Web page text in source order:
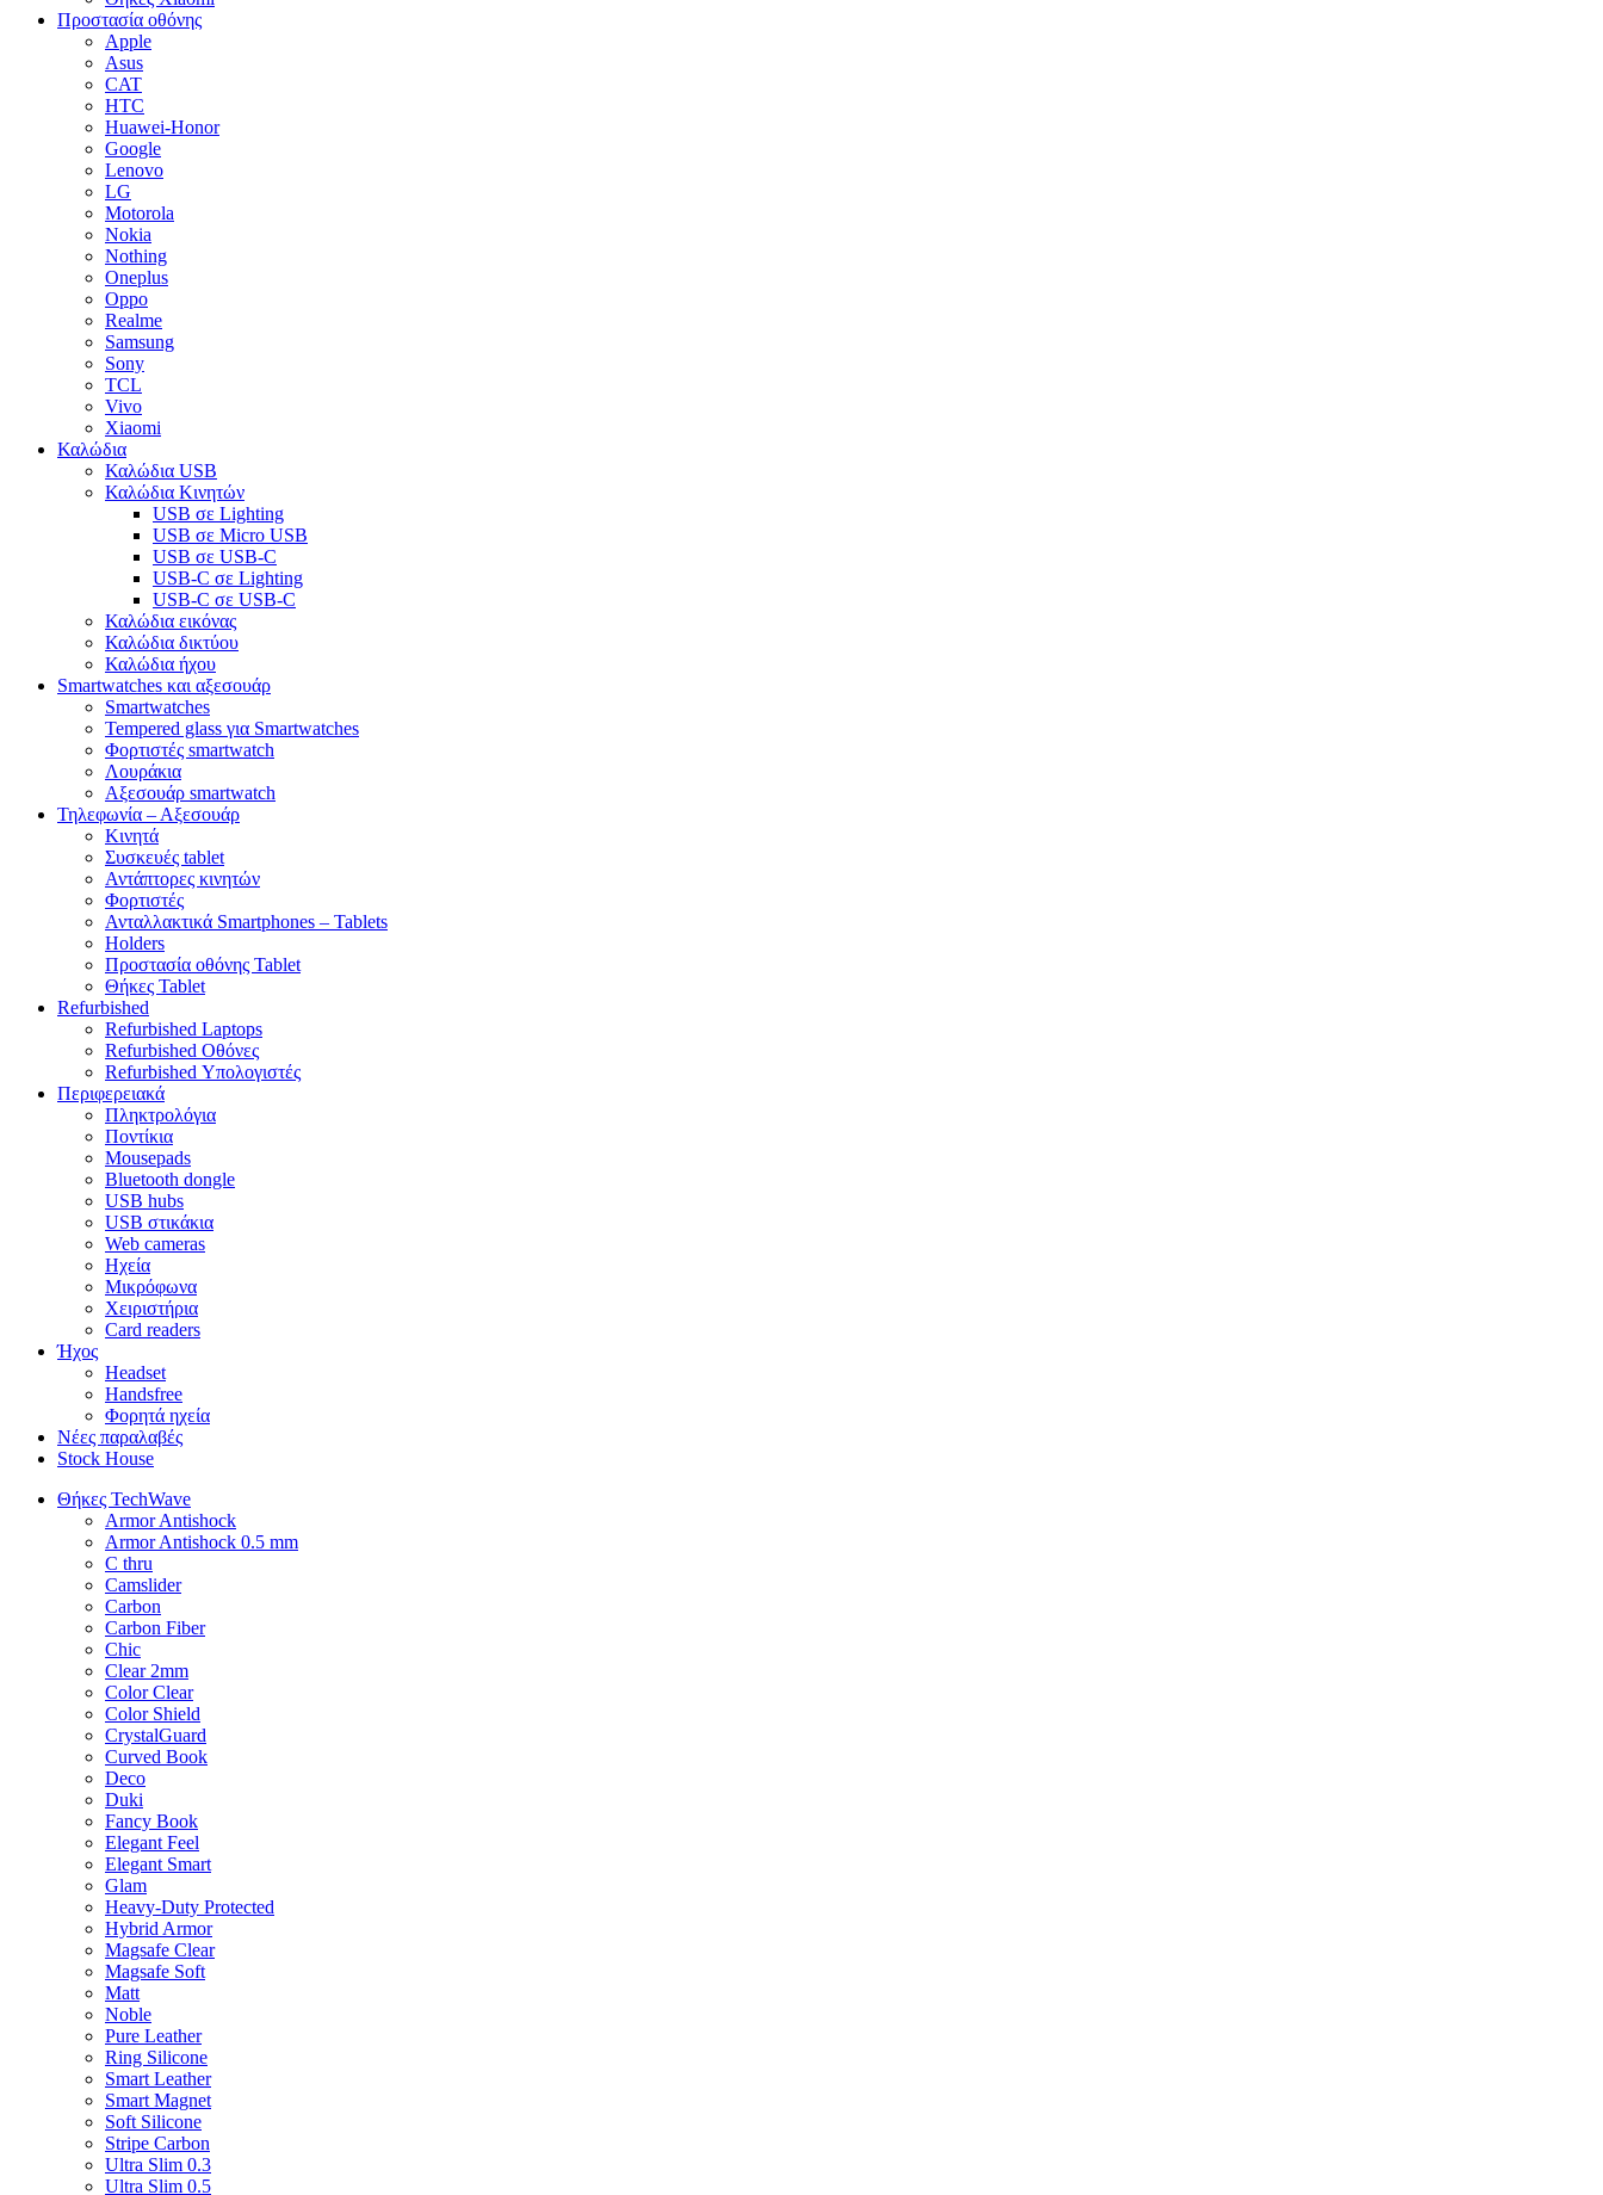
Προστασία οθόνης
Apple
Asus
CAT
HTC
Huawei-Honor
Google
Lenovo
LG
Motorola
Nokia
Nothing
Oneplus
Oppo
Realme
Samsung
Sony
TCL
Vivo
Xiaomi
Καλώδια
Καλώδια USB
Καλώδια Κινητών
USB σε Lighting
USB σε Micro USB
USB σε USB-C
USB-C σε Lighting
USB-C σε USB-C
Καλώδια εικόνας
Καλώδια δικτύου
Καλώδια ήχου
Smartwatches και αξεσουάρ
Smartwatches
Tempered glass για Smartwatches
Φορτιστές smartwatch
Λουράκια
Αξεσουάρ smartwatch
Τηλεφωνία – Αξεσουάρ
Κινητά
Συσκευές tablet
Αντάπτορες κινητών
Φορτιστές
Ανταλλακτικά Smartphones – Tablets
Holders
Προστασία οθόνης Tablet
Θήκες Tablet
Refurbished
Refurbished Laptops
Refurbished Οθόνες
Refurbished Υπολογιστές
Περιφερειακά
Πληκτρολόγια
Ποντίκια
Mousepads
Bluetooth dongle
USB hubs
USB στικάκια
Web cameras
Ηχεία
Μικρόφωνα
Χειριστήρια
Card readers
Ήχος
Headset
Handsfree
Φορητά ηχεία
Νέες παραλαβές
Stock House
Θήκες TechWave
Armor Antishock
Armor Antishock 0.5 mm
C thru
Camslider
Carbon
Carbon Fiber
Chic
Clear 2mm
Color Clear
Color Shield
CrystalGuard
Curved Book
Deco
Duki
Fancy Book
Elegant Feel
Elegant Smart
Glam
Heavy-Duty Protected
Hybrid Armor
Magsafe Clear
Magsafe Soft
Matt
Noble
Pure Leather
Ring Silicone
Smart Leather
Smart Magnet
Soft Silicone
Stripe Carbon
Ultra Slim 0.3
Ultra Slim 0.5